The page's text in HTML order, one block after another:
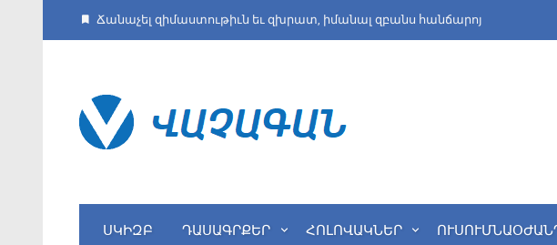
Ճանաչել զիմաստութիւն եւ զխրատ, իմանալ զբանս հանճարոյ
ՍԿԻԶԲ ԴԱՍԱԳՐՔԵՐ ՀՈԼՈՎԱԿՆԵՐ